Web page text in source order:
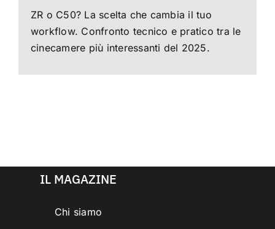
ZR o C50? La scelta che cambia il tuo
workflow. Confronto tecnico e pratico tra le
cinecamere più interessanti del 2025.
IL MAGAZINE
Chi siamo